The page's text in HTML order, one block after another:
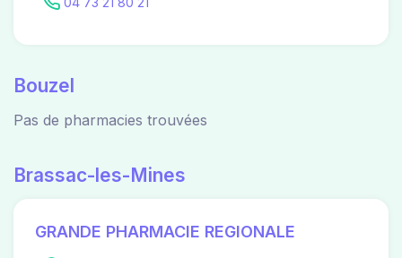
Bouzel
Pas de pharmacies trouvées
Brassac-les-Mines
GRANDE PHARMACIE REGIONALE